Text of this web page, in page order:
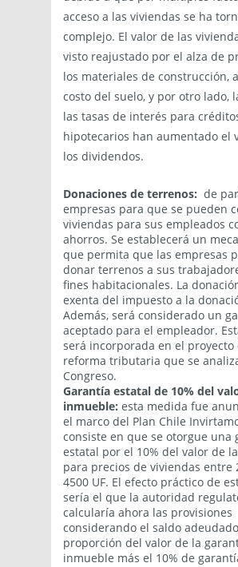
acceso a las viviendas se ha
complejo. El valor de las
visto reajustado por el alza de
los materiales de construcción,
costo del suelo, y por otro lado,
las tasas de interés para
hipotecarios han aumentado el
los dividendos.
Donaciones de terrenos: de
empresas para que se pueden
viviendas para sus empleados
ahorros. Se establecerá un
que permita que las empresas
donar terrenos a sus
fines habitacionales. La
exenta del impuesto a la
Además, será considerado un
aceptado para el empleador.
será incorporada en el proyecto
reforma tributaria que se
Congreso.
Garantía estatal de 10% del
inmueble: esta medida fue
el marco del Plan Chile
consiste en que se otorgue una
estatal por el 10% del valor de
para precios de viviendas entre
4500 UF. El efecto práctico de
sería el que la autoridad
calcularía ahora las provisiones
considerando el saldo
proporción del valor de la
inmueble más el 10% de